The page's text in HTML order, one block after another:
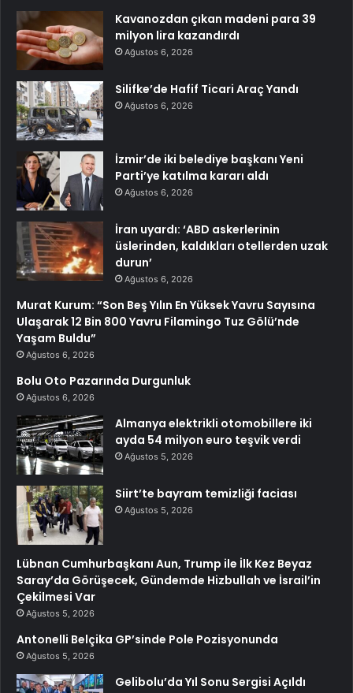
Kavanozdan çıkan madeni para 39
milyon lira kazandırdı
Ağustos 6, 2026
Silifke’de Hafif Ticari Araç Yandı
Ağustos 6, 2026
İzmir’de iki belediye başkanı Yeni
Parti’ye katılma kararı aldı
Ağustos 6, 2026
İran uyardı: ‘ABD askerlerinin
üslerinden, kaldıkları otellerden uzak
durun’
Ağustos 6, 2026
Murat Kurum: “Son Beş Yılın En Yüksek Yavru Sayısına
Ulaşarak 12 Bin 800 Yavru Filamingo Tuz Gölü’nde
Yaşam Buldu”
Ağustos 6, 2026
Bolu Oto Pazarında Durgunluk
Ağustos 6, 2026
Almanya elektrikli otomobillere iki
ayda 54 milyon euro teşvik verdi
Ağustos 5, 2026
Siirt’te bayram temizliği faciası
Ağustos 5, 2026
Lübnan Cumhurbaşkanı Aun, Trump ile İlk Kez Beyaz
Saray’da Görüşecek, Gündemde Hizbullah ve İsrail’in
Çekilmesi Var
Ağustos 5, 2026
Antonelli Belçika GP’sinde Pole Pozisyonunda
Ağustos 5, 2026
Gelibolu’da Yıl Sonu Sergisi Açıldı